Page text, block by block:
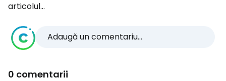
articolul...
Adaugă un comentariu...
0 comentarii